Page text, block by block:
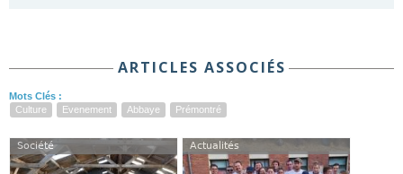
ARTICLES ASSOCIÉS
Mots Clés :
Culture
Evenement Abbaye Prémontré
Société Actualités